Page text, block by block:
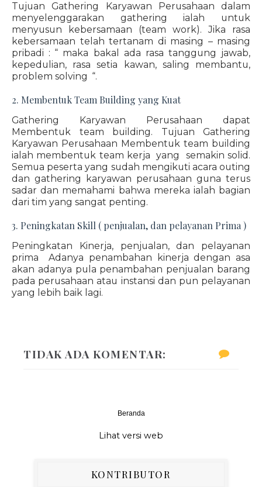
Tujuan Gathering Karyawan Perusahaan dalam
menyelenggarakan gathering ialah untuk
menyusun kebersamaan (team work). Jika rasa
kebersamaan telah tertanam di masing – masing
pribadi : “ maka bakal ada rasa tanggung jawab,
kepedulian, rasa setia kawan, saling membantu,
problem solving “.
2. Membentuk Team Building yang Kuat
Gathering Karyawan Perusahaan dapat
Membentuk team building. Tujuan Gathering
Karyawan Perusahaan Membentuk team building
ialah membentuk team kerja yang semakin solid.
Semua peserta yang sudah mengikuti acara outing
dan gathering karyawan perusahaan guna terus
sadar dan memahami bahwa mereka ialah bagian
dari tim yang sangat penting.
3. Peningkatan Skill ( penjualan, dan pelayanan Prima )
Peningkatan Kinerja, penjualan, dan pelayanan
prima Adanya penambahan kinerja dengan asa
akan adanya pula penambahan penjualan barang
pada perusahaan atau instansi dan pun pelayanan
yang lebih baik lagi.
TIDAK ADA KOMENTAR:
Beranda
Lihat versi web
KONTRIBUTOR